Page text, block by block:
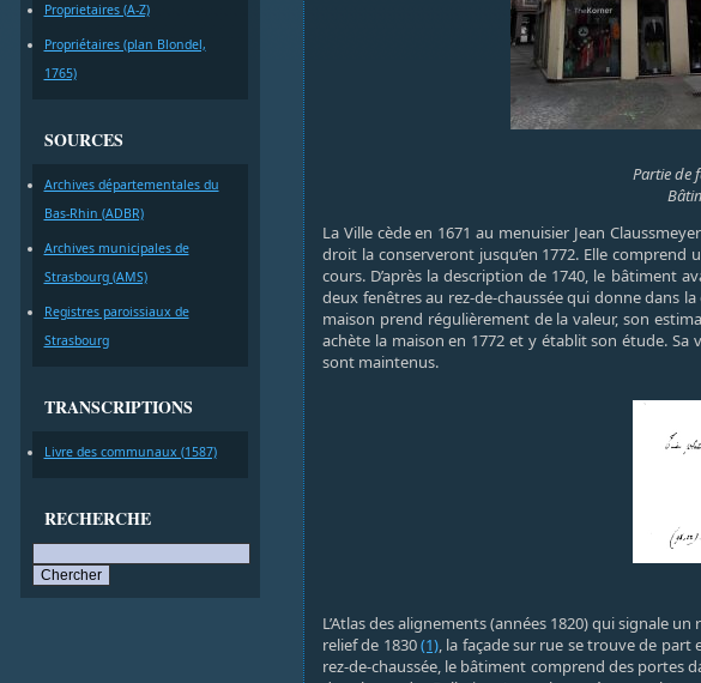
Proprietaires (A-Z)
Propriétaires (plan Blondel,
1765)
SOURCES
Archives départementales du
Bas-Rhin (ADBR)
Archives municipales de
Strasbourg (AMS)
Registres paroissiaux de
Strasbourg
TRANSCRIPTIONS
Livre des communaux (1587)
RECHERCHE
Partie de
La Ville cède en 1671 au menuisier Jean
droit la conserveront jusqu’en 1772. Elle
cours. D’après la description de 1740, le bâtiment
deux fenêtres au rez-de-chaussée qui donne dans
maison prend régulièrement de la valeur, son
achète la maison en 1772 et y établit son étude. Sa
sont maintenus.
L’Atlas des alignements (années 1820) qui signale
relief de 1830(1), la façade sur rue se trouve de part
rez-de-chaussée, le bâtiment comprend des portes